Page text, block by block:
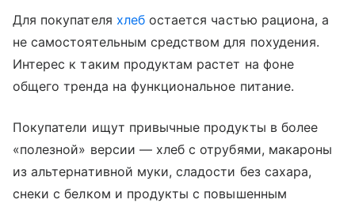
Для покупателя хлебостается частью рациона, а
не самостоятельным средством для похудения.
Интерес к таким продуктам растет на фоне
общего тренда на функциональное питание.
Покупатели ищут привычные продукты в более
«полезной» версии — хлеб с отрубями, макароны
из альтернативной муки, сладости без сахара,
снеки с белком и продукты с повышенным